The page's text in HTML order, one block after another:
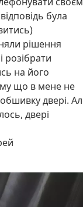
була
рішення
розібрати
на його
що в мене не
двері.
двері